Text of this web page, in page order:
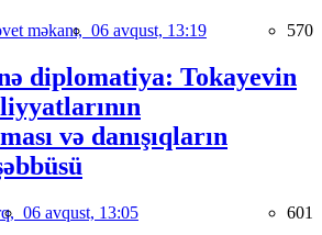
məkanı, 06 avqust, 13:19 570
diplomatiya: Tokayevin
və danışıqların
06 avqust, 13:05 601